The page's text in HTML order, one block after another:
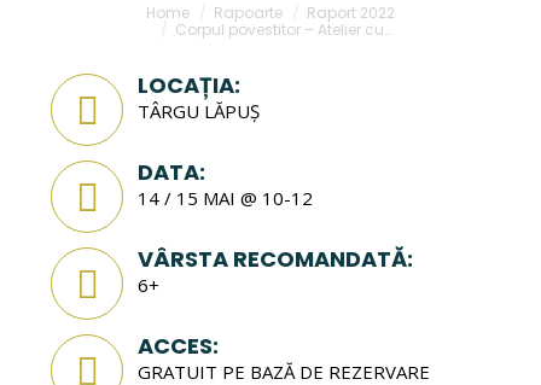
You are here:Home Rapoarte
Raport 2022
Corpul povestitor – Atelier cu…
LOCAȚIA:
TÂRGU LĂPUȘ
DATA:
14 / 15 MAI @ 10-12
VÂRSTA RECOMANDATĂ:
6+
ACCES:
GRATUIT PE BAZĂ DE REZERVARE